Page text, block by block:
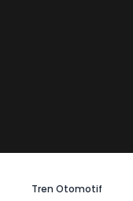
Tren Otomotif